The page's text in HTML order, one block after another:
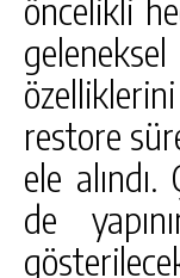
öncelikli
restore
ele
de